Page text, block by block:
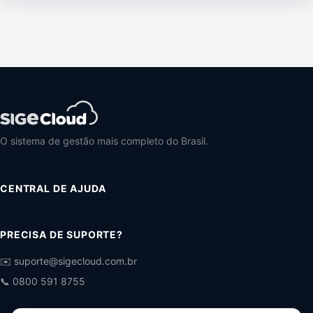
O sistema de gestão mais completo do Brasil.
CENTRAL DE AJUDA
PRECISA DE SUPORTE?
✉️ suporte@sigecloud.com.br
📞 0800 591 8755